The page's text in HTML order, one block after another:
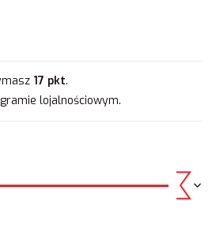
17 pkt.
lojalnościowym.